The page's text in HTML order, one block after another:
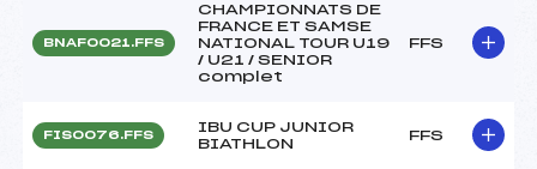
BNAF0021.FFS
CHAMPIONNATS DE
FRANCE ET SAMSE
NATIONAL TOUR U19
/ U21 / SENIOR
complet
FFS
FIS0076.FFS
IBU CUP JUNIOR
BIATHLON
FFS